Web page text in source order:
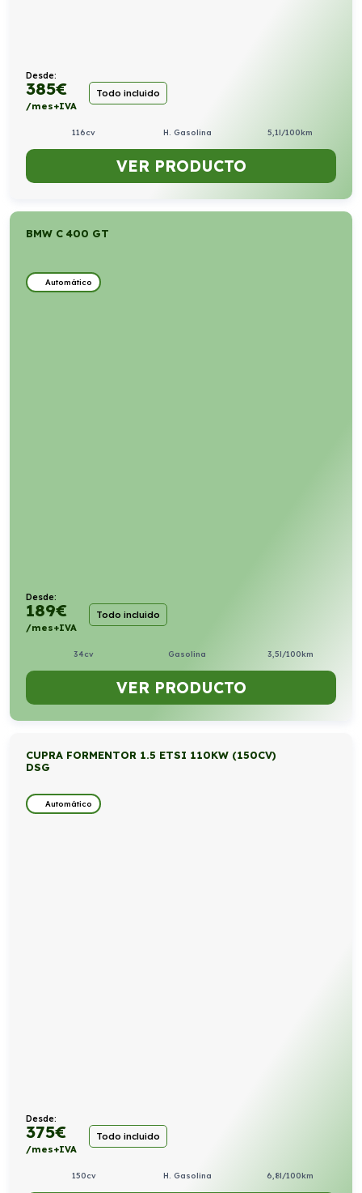
Desde:
385€
/mes+IVA
Todo incluido
116cv H. Gasolina 5,1l/100km
VER PRODUCTO
BMW C 400 GT
Automático
Desde:
189€
/mes+IVA
Todo incluido
34cv Gasolina 3,5l/100km
VER PRODUCTO
CUPRA FORMENTOR 1.5 ETSI 110KW (150CV)
DSG
Automático
Desde:
375€
/mes+IVA
Todo incluido
150cv H. Gasolina 6,8l/100km